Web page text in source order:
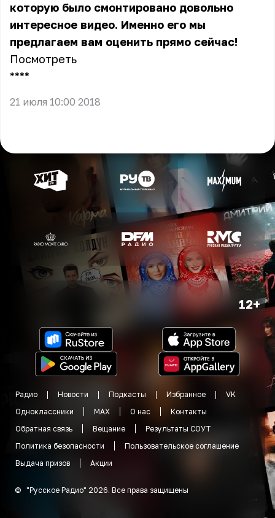
которую было смонтировано довольно
интересное видео. Именно его мы
предлагаем вам оценить прямо сейчас!
Посмотреть
** **
21 июля 10:00 2018
12+
Радио Новости Подкасты Избранное
VK
Одноклассники
MAX О нас
Контакты
Обратная связь
Вещание
Результаты СОУТ
Политика безопасности
Пользовательское соглашение
Выдача призов
Акции
© "Русское Радио" 2026. Все права защищены